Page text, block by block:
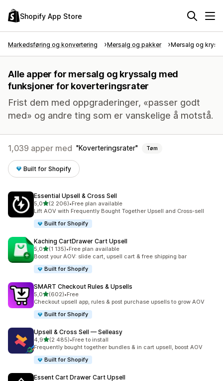
Shopify App Store
Markedsføring og konvertering Mersalg og pakker Mersalg og
Alle apper for mersalg og kryssalg med
funksjoner for koverteringsrater
Frist dem med oppgraderinger, «passer godt
med» og andre ting som er vanskelige å motstå.
1,039 apper med Koverteringsrater Tøm
Built for Shopify
Essential Upsell & Cross Sell
5,0av 5 stjerner
(2 206)
Totalt 2206 omtaler
•Free plan available
Lift AOV with Frequently Bought Together Upsell and Cross-sell
Built for Shopify
Kaching CartDrawer Cart Upsell
5,0av 5 stjerner
(1 135)
Totalt 1135 omtaler
•Free plan available
Boost your AOV: slide cart, upsell cart & free shipping bar
Built for Shopify
SMART Checkout Rules & Upsells
5,0av 5 stjerner
(602)
Totalt 602 omtaler
•Free
Checkout upsell app, rules & post purchase upsells to grow AOV
Built for Shopify
Upsell & Cross Sell — Selleasy
4,9av 5 stjerner
(2 485)
Totalt 2485 omtaler
•Free to install
Frequently bought together bundles & in cart upsell, boost AOV
Built for Shopify
Essent Cart Drawer Cart Upsell